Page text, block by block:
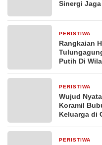
Sinergi
PERISTIWA
Rangkaian
Putih Di
PERISTIWA
Wujud
Koramil
Keluarga di
PERISTIWA